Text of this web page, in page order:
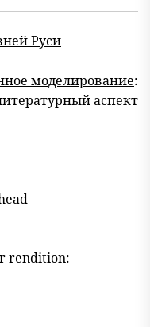
Руси
моделирование:
аспект
rendition: